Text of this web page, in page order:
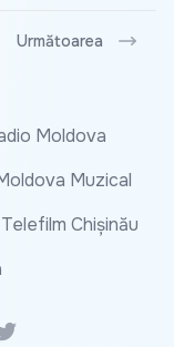
Următoarea
Moldova
Muzical
Telefilm Chișinău